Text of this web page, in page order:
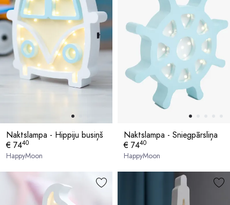
Naktslampa - Hippiju busiņš
€ 7440
HappyMoon
Naktslampa - Sniegpārsliņa
€ 7440
HappyMoon